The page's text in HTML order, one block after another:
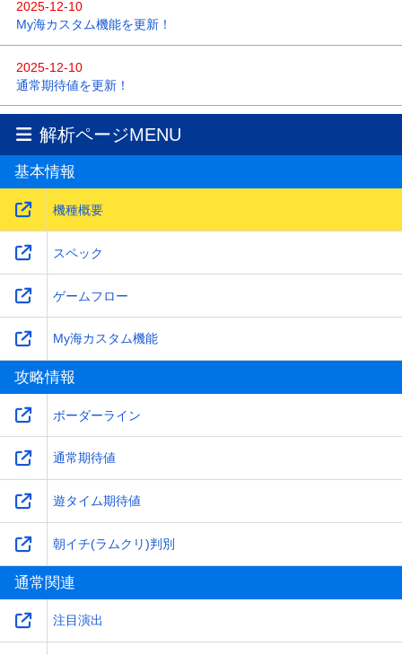
2025-12-10
My海カスタム機能を更新！
2025-12-10
通常期待値を更新！
2025-12-09
スペックを更新！
2025-12-09
遊タイム(SUPERサポートタイム)概要を更新！
解析ページMENU
基本情報
機種概要
スペック
ゲームフロー
My海カスタム機能
攻略情報
ボーダーライン
通常期待値
遊タイム期待値
朝イチ(ラムクリ)判別
通常関連
注目演出